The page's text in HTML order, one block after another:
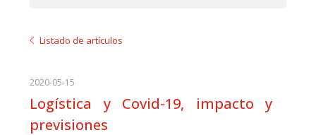
Listado de artículos
2020-05-15
Logística y Covid-19, impacto y
previsiones